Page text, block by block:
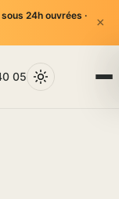
24h ouvrées ·
×
05